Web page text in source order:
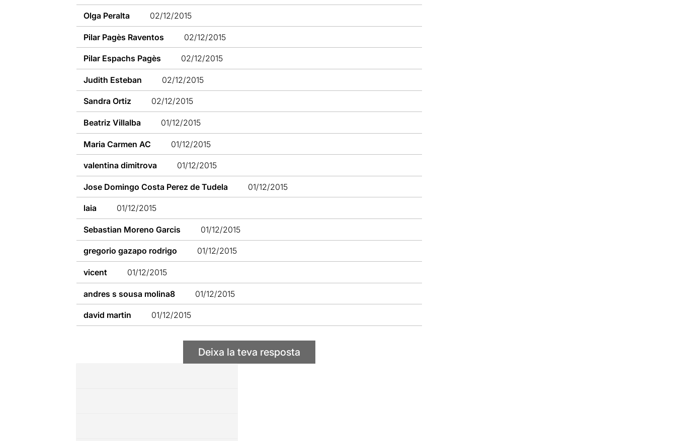
Olga Peralta 02/12/2015
Pilar Pagès Raventos 02/12/2015
Pilar Espachs Pagès 02/12/2015
Judith Esteban 02/12/2015
Sandra Ortiz 02/12/2015
Beatriz Villalba 01/12/2015
Maria Carmen AC 01/12/2015
valentina dimitrova 01/12/2015
Jose Domingo Costa Perez de Tudela 01/12/2015
laia 01/12/2015
Sebastian Moreno Garcis 01/12/2015
gregorio gazapo rodrigo 01/12/2015
vicent 01/12/2015
andres s sousa molina8 01/12/2015
david martin 01/12/2015
Deixa la teva resposta